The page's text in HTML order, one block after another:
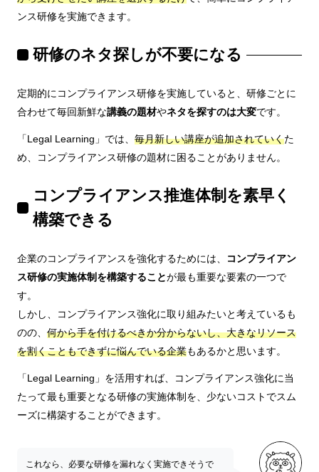
ンス研修を実施できます。
研修のネタ探しが不要になる
定期的にコンプライアンス研修を実施していると、研修ごとに
合わせて毎回新鮮な講義の題材やネタを探すのは大変です。
「Legal Learning」では、 毎月新しい講座が追加されていくた
め、コンプライアンス研修の題材に困ることがありません。
コンプライアンス推進体制を素早く
構築できる
企業のコンプライアンスを強化するためには、
コンプライアン
ス研修の実施体制を構築することが最も重要な要素の一つで
す。
しかし、コンプライアンス強化に取り組みたいと考えているも
のの、 何から手を付けるべきか分からないし、大きなリソース
を割くこともできずに悩んでいる企業もあるかと思います。
「Legal Learning」を活用すれば、コンプライアンス強化に当
たって最も重要となる研修の実施体制を、少ないコストでスム
ーズに構築することができます。
これなら、必要な研修を漏れなく実施できそうで